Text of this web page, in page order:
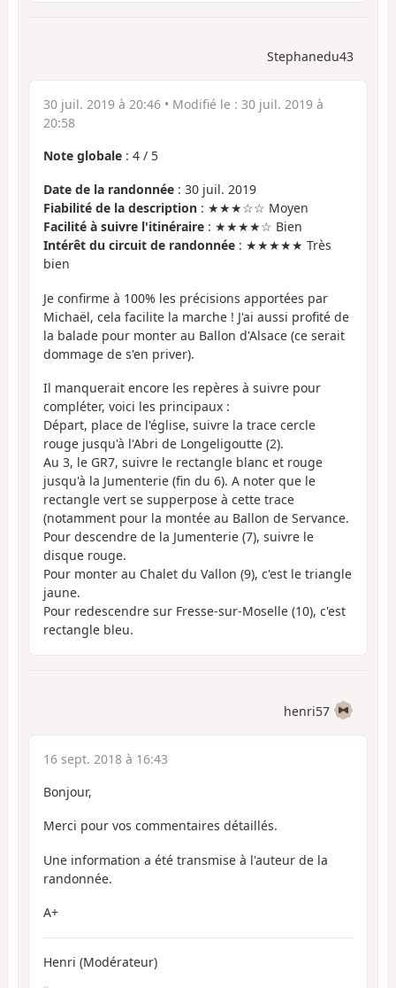
Stephanedu43
30 juil. 2019 à 20:46 • Modifié le : 30 juil. 2019 à
20:58
Note globale : 4 / 5
Date de la randonnée : 30 juil. 2019
Fiabilité de la description : ★★★☆☆ Moyen
Facilité à suivre l'itinéraire : ★★★★☆ Bien
Intérêt du circuit de randonnée : ★★★★★ Très
bien
Je confirme à 100% les précisions apportées par
Michaël, cela facilite la marche ! J'ai aussi profité de
la balade pour monter au Ballon d'Alsace (ce serait
dommage de s'en priver).
Il manquerait encore les repères à suivre pour
compléter, voici les principaux :
Départ, place de l'église, suivre la trace cercle
rouge jusqu'à l'Abri de Longeligoutte (2).
Au 3, le GR7, suivre le rectangle blanc et rouge
jusqu'à la Jumenterie (fin du 6). A noter que le
rectangle vert se supperpose à cette trace
(notamment pour la montée au Ballon de Servance.
Pour descendre de la Jumenterie (7), suivre le
disque rouge.
Pour monter au Chalet du Vallon (9), c'est le triangle
jaune.
Pour redescendre sur Fresse-sur-Moselle (10), c'est
rectangle bleu.
henri57
16 sept. 2018 à 16:43
Bonjour,
Merci pour vos commentaires détaillés.
Une information a été transmise à l'auteur de la
randonnée.
A+
Henri (Modérateur)